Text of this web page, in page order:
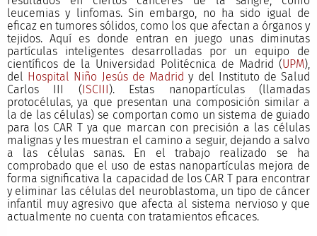
leucemias y linfomas. Sin embargo, no ha sido igual de
eficaz en tumores sólidos, como los que afectan a órganos y
tejidos. Aquí es donde entran en juego unas diminutas
partículas inteligentes desarrolladas por un equipo de
científicos de la Universidad Politécnica de Madrid (UPM),
del Hospital Niño Jesús de Madrid y del Instituto de Salud
Carlos III (ISCIII). Estas nanopartículas (llamadas
protocélulas, ya que presentan una composición similar a
la de las células) se comportan como un sistema de guiado
para los CAR T ya que marcan con precisión a las células
malignas y les muestran el camino a seguir, dejando a salvo
a las células sanas. En el trabajo realizado se ha
comprobado que el uso de estas nanopartículas mejora de
forma significativa la capacidad de los CAR T para encontrar
y eliminar las células del neuroblastoma, un tipo de cáncer
infantil muy agresivo que afecta al sistema nervioso y que
actualmente no cuenta con tratamientos eficaces.